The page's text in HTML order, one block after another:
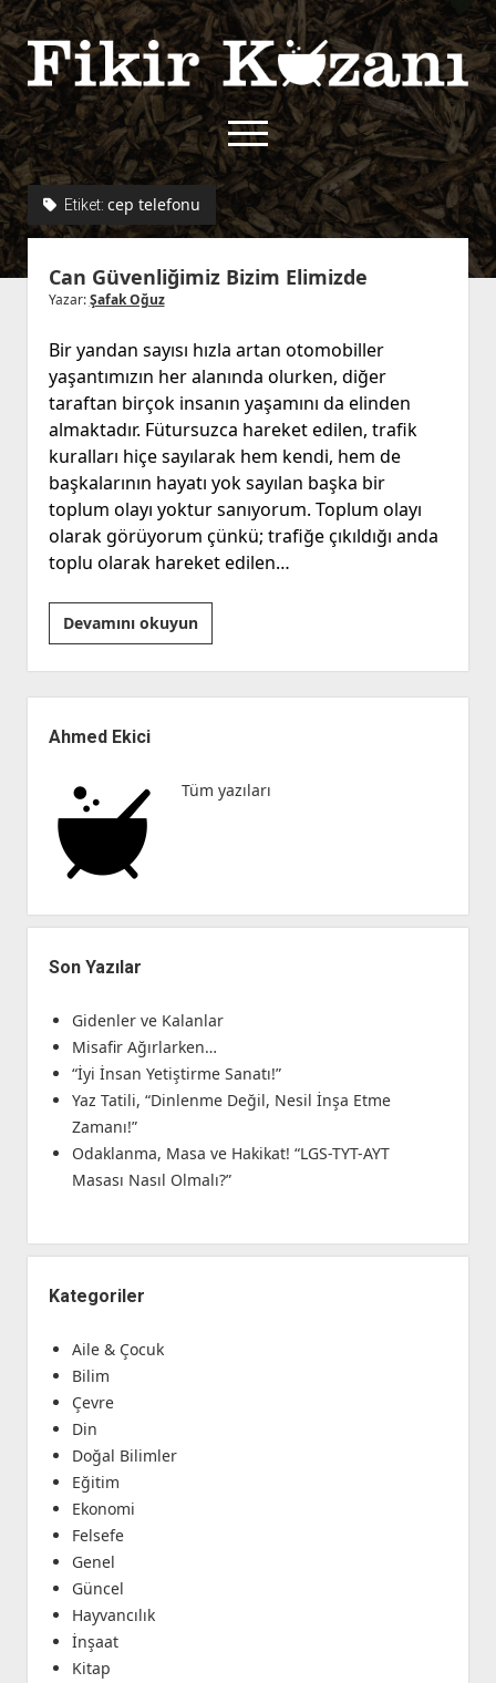
Fikir
Kazanı
menüyü
aç
twitterfacebook
rss
menüyü
Kullanım Koşulları
Çerez Politikası
İletişim
Kurallar
Etiket: cep telefonu
Can Güvenliğimiz Bizim Elimizde
Yazar:Şafak Oğuz
Bir yandan sayısı hızla artan otomobiller
yaşantımızın her alanında olurken, diğer
taraftan birçok insanın yaşamını da elinden
almaktadır. Fütursuzca hareket edilen, trafik
kuralları hiçe sayılarak hem kendi, hem de
başkalarının hayatı yok sayılan başka bir
toplum olayı yoktur sanıyorum. Toplum olayı
olarak görüyorum çünkü; trafiğe çıkıldığı anda
toplu olarak hareket edilen…
Devamını okuyunCan
Güvenliğimiz
Bizim
Elimizde
Menü
Ahmed Ekici
Tüm yazıları
Son Yazılar
Gidenler ve Kalanlar
Misafir Ağırlarken…
“İyi İnsan Yetiştirme Sanatı!”
Yaz Tatili, “Dinlenme Değil, Nesil İnşa Etme
Zamanı!”
Odaklanma, Masa ve Hakikat! “LGS-TYT-AYT
Masası Nasıl Olmalı?”
Kategoriler
Aile & Çocuk
Bilim
Çevre
Din
Doğal Bilimler
Eğitim
Ekonomi
Felsefe
Genel
Güncel
Hayvancılık
İnşaat
Kitap